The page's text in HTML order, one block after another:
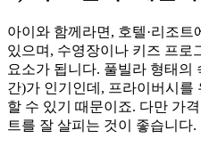
아이와 함께라면, 호텔·리조트
있으며, 수영장이나 키즈 프로
요소가 됩니다. 풀빌라 형태의
간)가 인기인데, 프라이버시를
할 수 있기 때문이죠. 다만 가
트를 잘 살피는 것이 좋습니다.